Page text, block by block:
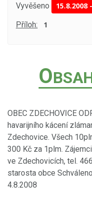
Vyvěšeno 15.8.2008
Příloh: 1
O
OBEC ZDECHOVICE
havarijního kácení
Zdechovice. Všech
300 Kč za 1plm.
ve Zdechovicích, tel.
starosta obce
4.8.2008